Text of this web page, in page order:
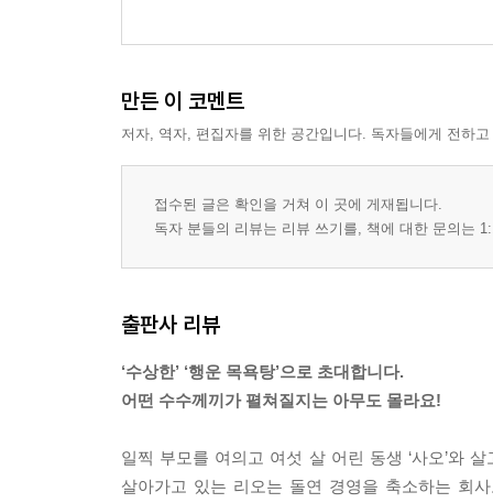
만든 이 코멘트
저자, 역자, 편집자를 위한 공간입니다. 독자들에게 전하
접수된 글은 확인을 거쳐 이 곳에 게재됩니다.
독자 분들의 리뷰는 리뷰 쓰기를, 책에 대한 문의는
출판사 리뷰
‘수상한’ ‘행운 목욕탕’으로 초대합니다.
어떤 수수께끼가 펼쳐질지는 아무도 몰라요!
일찍 부모를 여의고 여섯 살 어린 동생 ‘사오’와
살아가고 있는 리오는 돌연 경영을 축소하는 회